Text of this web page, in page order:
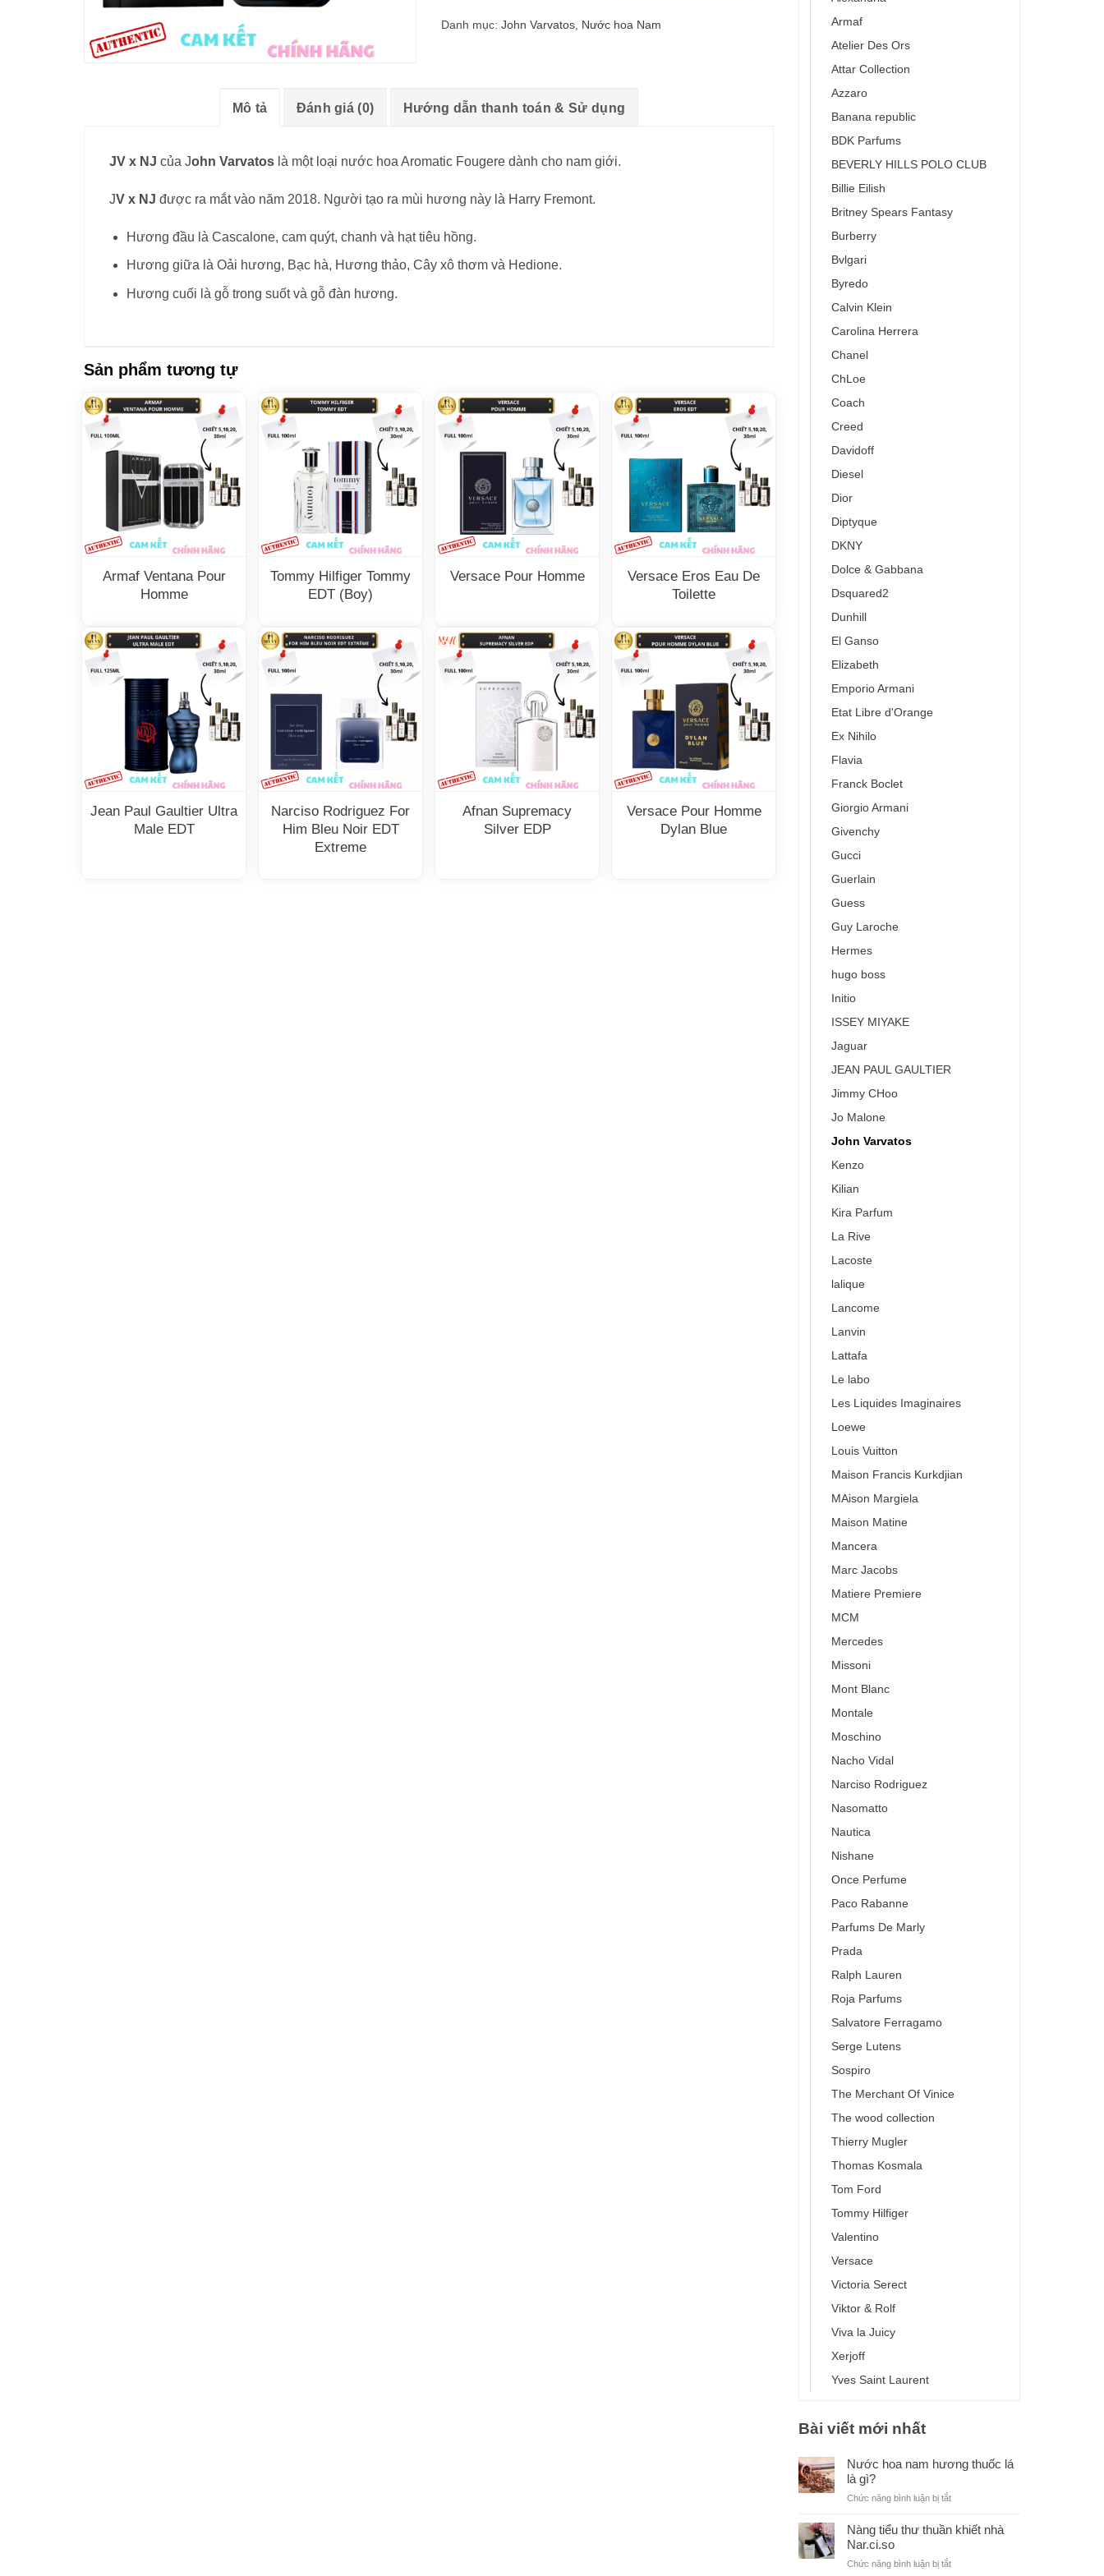
Armaf
Atelier Des Ors
Attar Collection
Azzaro
Banana republic
BDK Parfums
BEVERLY HILLS POLO CLUB
Billie Eilish
Britney Spears Fantasy
Burberry
Bvlgari
Byredo
Calvin Klein
Carolina Herrera
Chanel
ChLoe
Coach
Creed
Davidoff
Diesel
Dior
Diptyque
DKNY
Dolce & Gabbana
Dsquared2
Dunhill
El Ganso
Elizabeth
Emporio Armani
Etat Libre d'Orange
Ex Nihilo
Flavia
Franck Boclet
Giorgio Armani
Givenchy
Gucci
Guerlain
Guess
Guy Laroche
Hermes
hugo boss
Initio
ISSEY MIYAKE
Jaguar
JEAN PAUL GAULTIER
Jimmy CHoo
Jo Malone
John Varvatos
Kenzo
Kilian
Kira Parfum
La Rive
Lacoste
lalique
Lancome
Lanvin
Lattafa
Le labo
Les Liquides Imaginaires
Loewe
Louis Vuitton
Maison Francis Kurkdjian
MAison Margiela
Maison Matine
Mancera
Marc Jacobs
Matiere Premiere
MCM
Mercedes
Missoni
Mont Blanc
Montale
Moschino
Nacho Vidal
Narciso Rodriguez
Nasomatto
Nautica
Nishane
Once Perfume
Paco Rabanne
Parfums De Marly
Prada
Ralph Lauren
Roja Parfums
Salvatore Ferragamo
Serge Lutens
Sospiro
The Merchant Of Vinice
The wood collection
Thierry Mugler
Thomas Kosmala
Tom Ford
Tommy Hilfiger
Valentino
Versace
Victoria Serect
Viktor & Rolf
Viva la Juicy
Xerjoff
Yves Saint Laurent
Bài viết mới nhất
Nước hoa nam hương thuốc lá
là gì?
Chức năng bình luận bị tắtở
hoa
thuốc
Nàng tiểu thư thuần khiết nhà
Nar.ci.so
Chức năng bình luận bị tắtở
Danh mục: John Varvatos, Nước hoa Nam
Mô tả Đánh giá (0) Hướng dẫn thanh toán & Sử dụng
JV x NJ của John Varvatos là một loại nước hoa Aromatic Fougere dành cho nam giới.
JV x NJ được ra mắt vào năm 2018. Người tạo ra mùi hương này là Harry Fremont.
Hương đầu là Cascalone, cam quýt, chanh và hạt tiêu hồng.
Hương giữa là Oải hương, Bạc hà, Hương thảo, Cây xô thơm và Hedione.
Hương cuối là gỗ trong suốt và gỗ đàn hương.
Sản phẩm tương tự
Armaf Ventana Pour
Homme
Tommy Hilfiger Tommy
EDT (Boy)
Versace Pour Homme
Versace Eros Eau De
Toilette
Jean Paul Gaultier Ultra
Male EDT
Narciso Rodriguez For
Him Bleu Noir EDT
Extreme
Afnan Supremacy
Silver EDP
Versace Pour Homme
Dylan Blue